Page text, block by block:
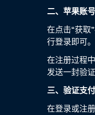
二、苹果账
在点击“获取
行登录即可
在注册过程
发送一封验
三、验证支
在登录或注